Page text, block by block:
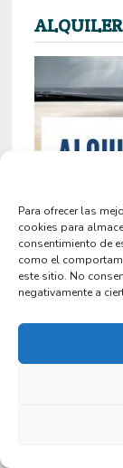
Para ofrecer las
cookies para
consentimiento de
como el
este sitio. No
negativamente a
SIM